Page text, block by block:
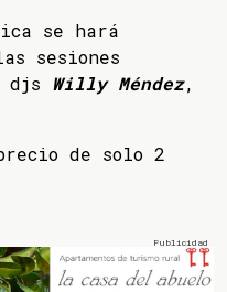
se hará
sesiones
djs Willy Méndez,
de solo 2